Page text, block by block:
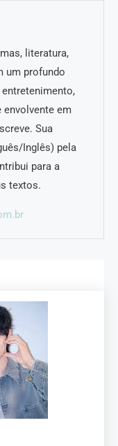
literatura,
um profundo
envolvente em
Sua
Inglês) pela
para a
textos.